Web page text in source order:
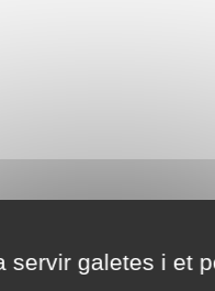
servir galetes i et